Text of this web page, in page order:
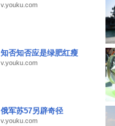
v.youku.com
知否知否应是绿肥红瘦
v.youku.com
俄军苏57另辟奇径
v.youku.com